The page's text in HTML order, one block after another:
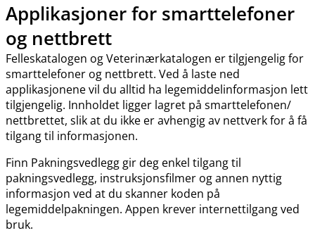
Applikasjoner for smarttelefoner
og nettbrett
Felleskatalogen og Veterinærkatalogen er tilgjengelig for
smarttelefoner og nettbrett. Ved å laste ned
applikasjonene vil du alltid ha legemiddelinformasjon lett
tilgjengelig. Innholdet ligger lagret på smarttelefonen​/​
nettbrettet, slik at du ikke er avhengig av nettverk for å få
tilgang til informasjonen.
Finn Pakningsvedlegg gir deg enkel tilgang til
pakningsvedlegg, instruksjonsfilmer og annen nyttig
informasjon ved at du skanner koden på
legemiddelpakningen. Appen krever internettilgang ved
bruk.